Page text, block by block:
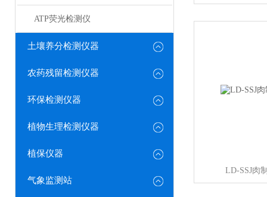
ATP荧光检测仪
土壤养分检测仪器
农药残留检测仪器
环保检测仪器
植物生理检测仪器
植保仪器
气象监测站
LD-SSJ肉